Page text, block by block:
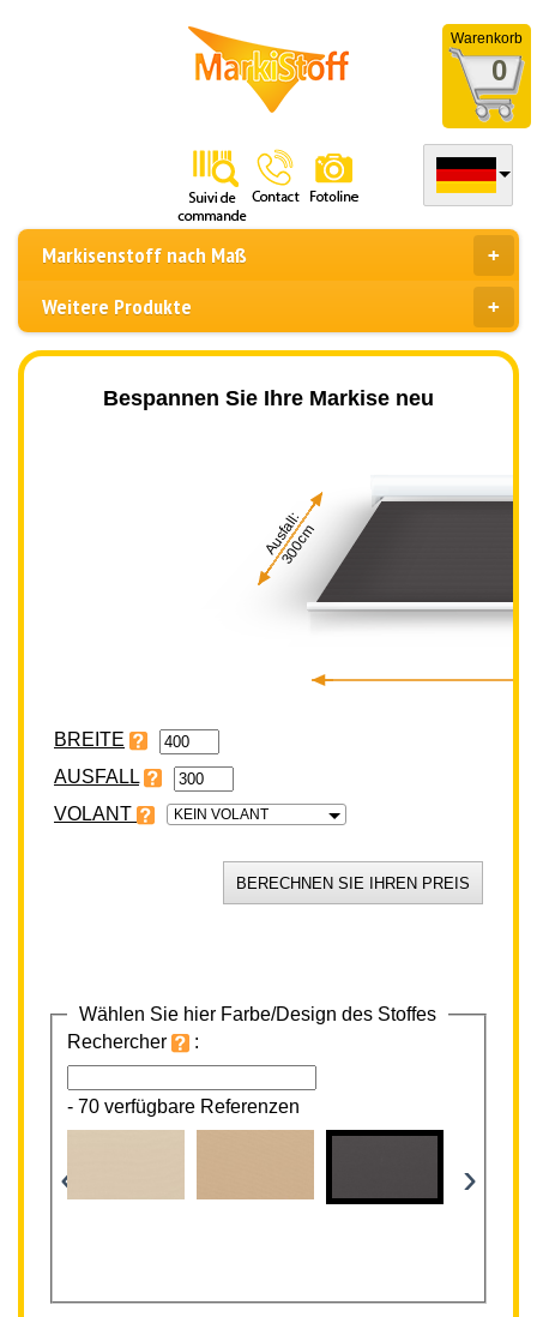
Warenkorb
0
Markisenstoff nach Maß
Weitere Produkte
Bespannen Sie Ihre Markise neu
Ausfall:
300cm
BREITE
VOLANT KEIN VOLANT
Wählen Sie hier Farbe/Design des Stoffes
Rechercher
:
- 70 verfügbare Referenzen
‹ ›